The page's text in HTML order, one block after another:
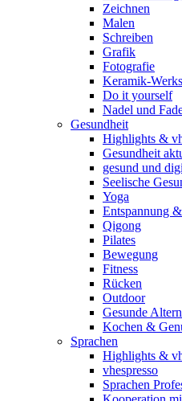
Zeichnen
Malen
Schreiben
Grafik
Fotografie
Keramik-
Do it yourself
Nadel und
Gesundheit
Highlights &
Gesundheit
gesund und
Seelische
Yoga
Entspannung
Qigong
Pilates
Bewegung
Fitness
Rücken
Outdoor
Gesunde
Kochen &
Sprachen
Highlights &
vhespresso
Sprachen